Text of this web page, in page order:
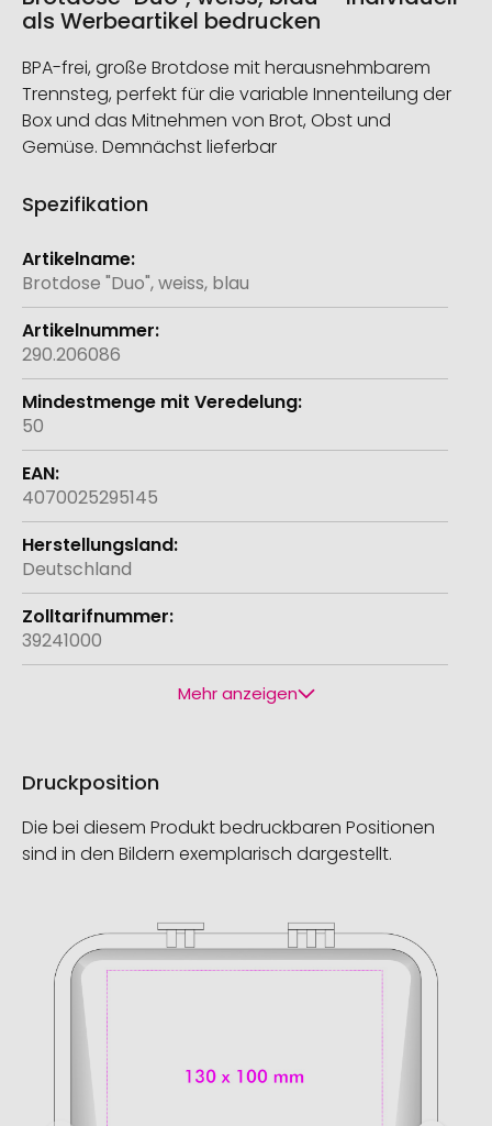
als Werbeartikel bedrucken
BPA-frei, große Brotdose mit herausnehmbarem
Trennsteg, perfekt für die variable Innenteilung der
Box und das Mitnehmen von Brot, Obst und
Gemüse. Demnächst lieferbar
Spezifikation
Weitere
Informationen
Brotdose "Duo", weiss, blau
290.206086
50
4070025295145
Deutschland
39241000
Mehr anzeigen
Druckposition
Die bei diesem Produkt bedruckbaren Positionen
sind in den Bildern exemplarisch dargestellt.